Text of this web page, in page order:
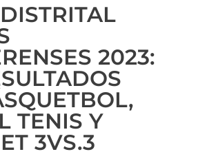
2023:
TENIS Y
3VS.3